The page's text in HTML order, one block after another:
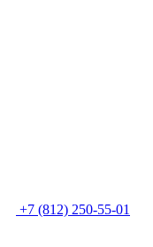
+7 (812) 250-55-01